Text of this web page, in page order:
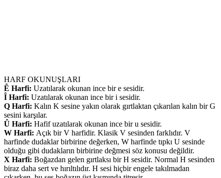
HARF OKUNUŞLARI
Ê Harfi: Uzatılarak okunan ince bir e sesidir.
Î Harfi: Uzatılarak okunan ince bir i sesidir.
Q Harfi: Kalın K sesine yakın olarak gırtlaktan çıkarılan kalın bir G
sesini karşılar.
Û Harfi: Hafif uzatılarak okunan ince bir u sesidir.
W Harfi: Açık bir V harfidir. Klasik V sesinden farklıdır. V
harfinde dudaklar birbirine değerken, W harfinde tıpkı U sesinde
olduğu gibi dudakların birbirine değmesi söz konusu değildir.
X Harfi: Boğazdan gelen gırtlaksı bir H sesidir. Normal H sesinden
biraz daha sert ve hırıltılıdır. H sesi hiçbir engele takılmadan